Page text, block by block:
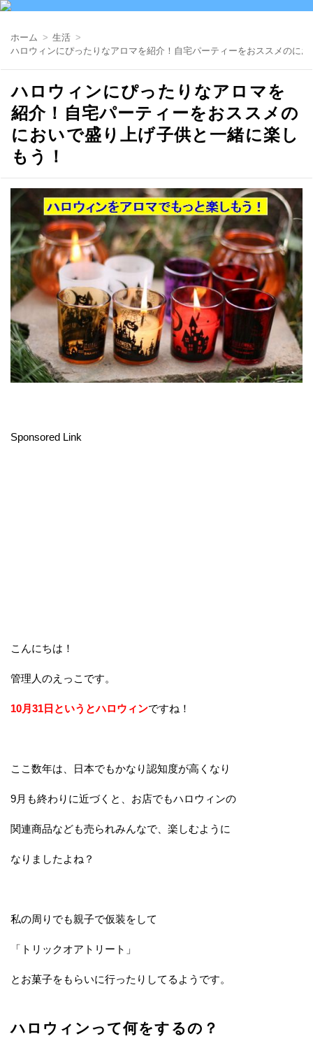
ホーム
生活
ハロウィンにぴったりなアロマを紹介！自宅パーティーをおススメのに
ハロウィンにぴったりなアロマを
紹介！自宅パーティーをおススメの
においで盛り上げ子供と一緒に楽し
もう！
Sponsored Link
こんにちは！
管理人のえっこです。
10月31日というとハロウィンですね！
ここ数年は、日本でもかなり認知度が高くなり
9月も終わりに近づくと、お店でもハロウィンの
関連商品なども売られみんなで、楽しむように
なりましたよね？
私の周りでも親子で仮装をして
「トリックオアトリート」
とお菓子をもらいに行ったりしてるようです。
ハロウィンって何をするの？